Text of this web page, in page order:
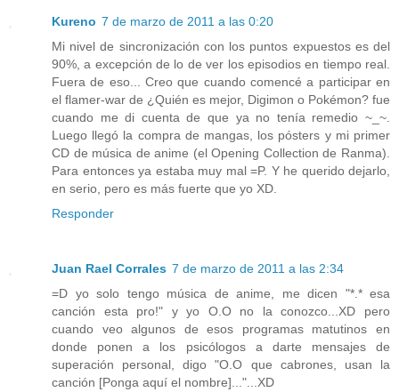
Kureno 7 de marzo de 2011 a las 0:20
Mi nivel de sincronización con los puntos expuestos es del
90%, a excepción de lo de ver los episodios en tiempo real.
Fuera de eso... Creo que cuando comencé a participar en
el flamer-war de ¿Quién es mejor, Digimon o Pokémon? fue
cuando me di cuenta de que ya no tenía remedio ~_~.
Luego llegó la compra de mangas, los pósters y mi primer
CD de música de anime (el Opening Collection de Ranma).
Para entonces ya estaba muy mal =P. Y he querido dejarlo,
en serio, pero es más fuerte que yo XD.
Responder
Juan Rael Corrales 7 de marzo de 2011 a las 2:34
=D yo solo tengo música de anime, me dicen "*.* esa
canción esta pro!" y yo O.O no la conozco...XD pero
cuando veo algunos de esos programas matutinos en
donde ponen a los psicólogos a darte mensajes de
superación personal, digo "O.O que cabrones, usan la
canción [Ponga aquí el nombre]..."...XD